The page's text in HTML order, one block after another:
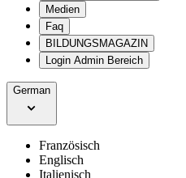
Medien
Faq
BILDUNGSMAGAZIN
Login Admin Bereich
German
Französisch
Englisch
Italienisch